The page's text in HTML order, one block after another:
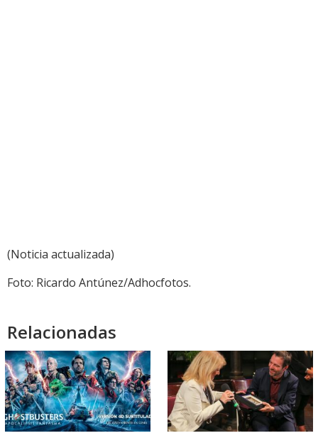
(Noticia actualizada)
Foto: Ricardo Antúnez/Adhocfotos.
Relacionadas